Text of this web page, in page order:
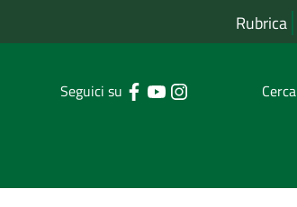
Rubrica
Seguici su Cerca